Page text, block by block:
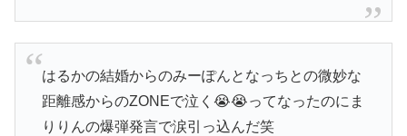
はるかの結婚からのみーぽんとなっちとの微妙な
距離感からのZONEで泣く😭😭ってなったのにま
りりんの爆弾発言で涙引っ込んだ笑